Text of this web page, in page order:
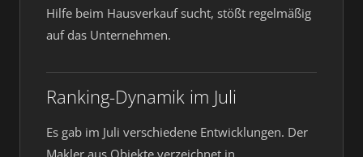
Hilfe beim Hausverkauf sucht, stößt regelmäßig
auf das Unternehmen.
Ranking-Dynamik im Juli
Es gab im Juli verschiedene Entwicklungen. Der
Makler aus Objekte verzeichnet in